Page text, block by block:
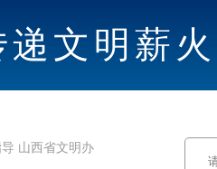
递文明薪火
山西省文明办